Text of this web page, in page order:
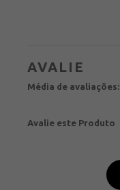
Média de avaliações:
Avalie este Produto